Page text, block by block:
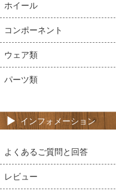
ホイール
コンポーネント
ウェア類
パーツ類
インフォメーション
よくあるご質問と回答
レビュー